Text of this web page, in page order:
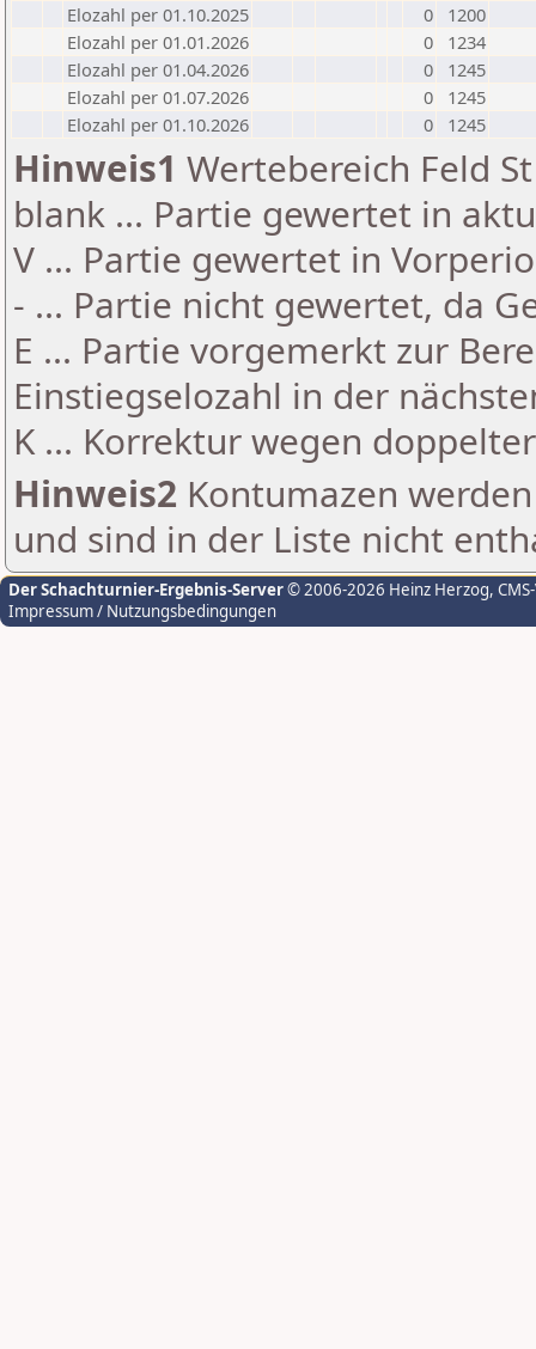
Elozahl per 01.10.2025
0
1200
Elozahl per 01.01.2026
0
1234
Elozahl per 01.04.2026
0
1245
Elozahl per 01.07.2026
0
1245
Elozahl per 01.10.2026
0 1245
Hinweis1 Wertebereich Feld
blank ... Partie gewertet in
V ... Partie gewertet in
- ... Partie nicht gewertet, da
E ... Partie vorgemerkt zur
Einstiegselozahl in der
K ... Korrektur wegen
Hinweis2 Kontumazen
und sind in der Liste nicht
Der Schachturnier-Ergebnis-Server© 2006-2026 Heinz Herzog,
Impressum / Nutzungsbedingungen